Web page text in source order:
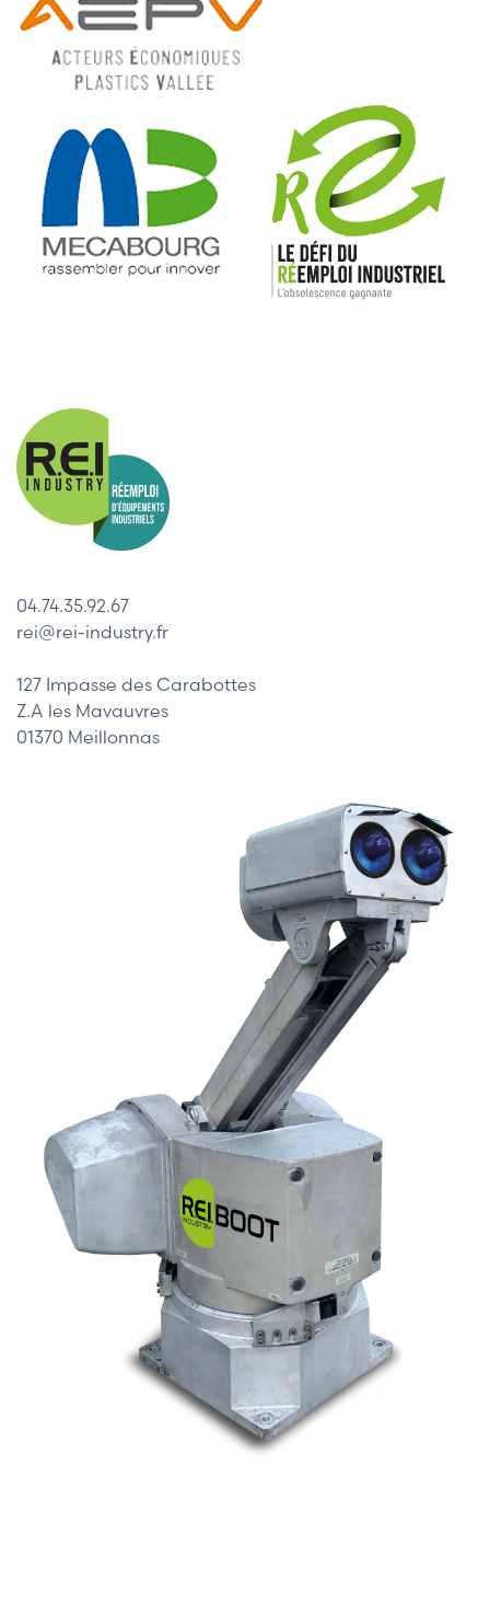
04.74.35.92.67
rei@rei-industry.fr
127 Impasse des Carabottes
Z.A les Mavauvres
01370 Meillonnas